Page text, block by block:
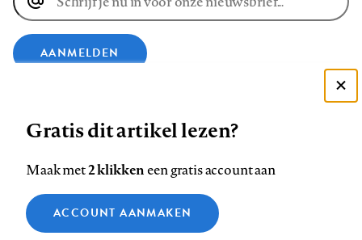
E-
mailadres
AANMELDEN
op
Facebook
op
LinkedIn
op
Bluesky
ons
op
InstagramYouTube
Footer
Contact Colofon Disclaimer Privacy
Medische vragen verdienen
Gratis dit artikel lezen?
Maak met2 klikkeneen gratis account aan
ACCOUNT AANMAKEN
Zie onze cookie policy
Analytische cookies